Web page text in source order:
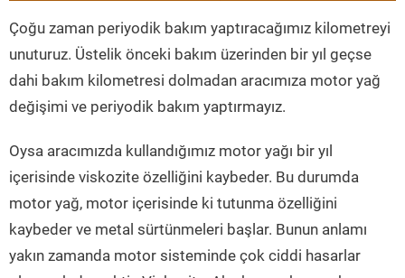
Çoğu zaman periyodik bakım yaptıracağımız kilometreyi
unuturuz. Üstelik önceki bakım üzerinden bir yıl geçse
dahi bakım kilometresi dolmadan aracımıza motor yağ
değişimi ve periyodik bakım yaptırmayız.
Oysa aracımızda kullandığımız motor yağı bir yıl
içerisinde viskozite özelliğini kaybeder. Bu durumda
motor yağ, motor içerisinde ki tutunma özelliğini
kaybeder ve metal sürtünmeleri başlar. Bunun anlamı
yakın zamanda motor sisteminde çok ciddi hasarlar